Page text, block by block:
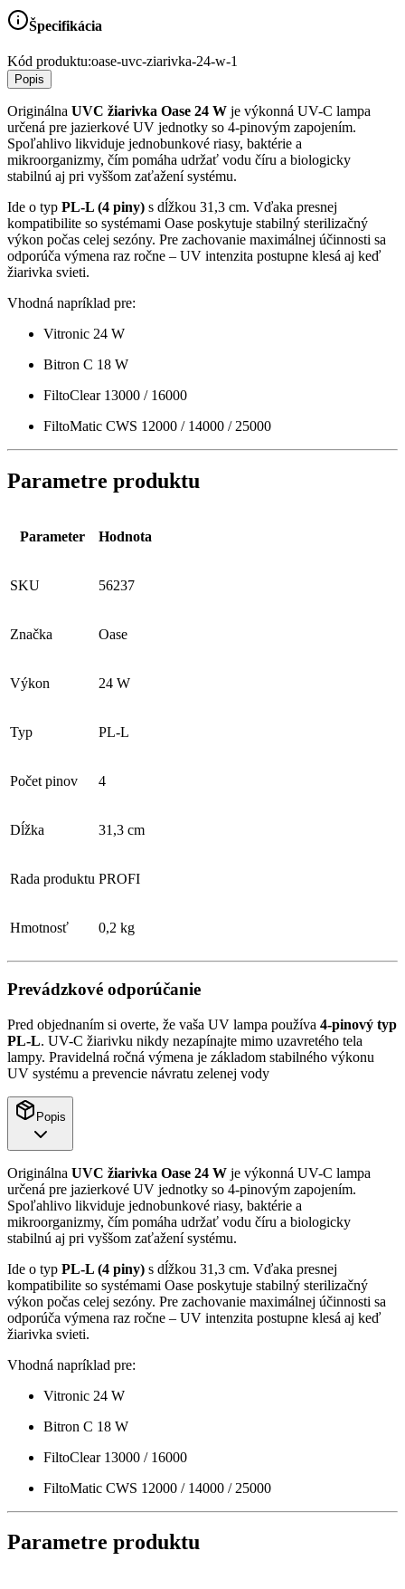
Špecifikácia
Kód produktu:oase-uvc-ziarivka-24-w-1
Popis
Originálna UVC žiarivka Oase 24 W je výkonná UV-C lampa
určená pre jazierkové UV jednotky so 4-pinovým zapojením.
Spoľahlivo likviduje jednobunkové riasy, baktérie a
mikroorganizmy, čím pomáha udržať vodu číru a biologicky
stabilnú aj pri vyššom zaťažení systému.
Ide o typ PL-L (4 piny) s dĺžkou 31,3 cm. Vďaka presnej
kompatibilite so systémami Oase poskytuje stabilný sterilizačný
výkon počas celej sezóny. Pre zachovanie maximálnej účinnosti sa
odporúča výmena raz ročne – UV intenzita postupne klesá aj keď
žiarivka svieti.
Vhodná napríklad pre:
Vitronic 24 W
Bitron C 18 W
FiltoClear 13000 / 16000
FiltoMatic CWS 12000 / 14000 / 25000
Parametre produktu
Parameter Hodnota
SKU 56237
Značka Oase
Výkon 24 W
Typ PL-L
Počet pinov 4
Dĺžka 31,3 cm
Rada produktu PROFI
Hmotnosť 0,2 kg
Prevádzkové odporúčanie
Pred objednaním si overte, že vaša UV lampa používa 4-pinový typ
PL-L. UV-C žiarivku nikdy nezapínajte mimo uzavretého tela
lampy. Pravidelná ročná výmena je základom stabilného výkonu
UV systému a prevencie návratu zelenej vody
Popis
Originálna UVC žiarivka Oase 24 W je výkonná UV-C lampa
určená pre jazierkové UV jednotky so 4-pinovým zapojením.
Spoľahlivo likviduje jednobunkové riasy, baktérie a
mikroorganizmy, čím pomáha udržať vodu číru a biologicky
stabilnú aj pri vyššom zaťažení systému.
Ide o typ PL-L (4 piny) s dĺžkou 31,3 cm. Vďaka presnej
kompatibilite so systémami Oase poskytuje stabilný sterilizačný
výkon počas celej sezóny. Pre zachovanie maximálnej účinnosti sa
odporúča výmena raz ročne – UV intenzita postupne klesá aj keď
žiarivka svieti.
Vhodná napríklad pre:
Vitronic 24 W
Bitron C 18 W
FiltoClear 13000 / 16000
FiltoMatic CWS 12000 / 14000 / 25000
Parametre produktu